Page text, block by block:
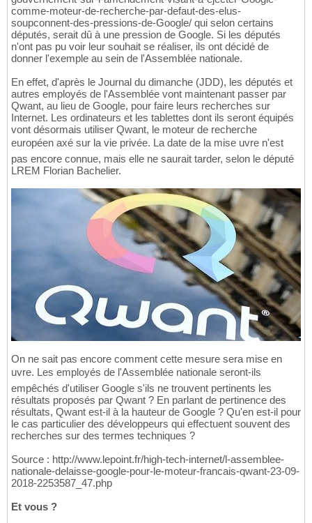
comme-moteur-de-recherche-par-defaut-des-elus-
soupconnent-des-pressions-de-Google/ qui selon certains
députés, serait dû à une pression de Google. Si les députés
n'ont pas pu voir leur souhait se réaliser, ils ont décidé de
donner l'exemple au sein de l'Assemblée nationale.
En effet, d'après le Journal du dimanche (JDD), les députés et
autres employés de l'Assemblée vont maintenant passer par
Qwant, au lieu de Google, pour faire leurs recherches sur
Internet. Les ordinateurs et les tablettes dont ils seront équipés
vont désormais utiliser Qwant, le moteur de recherche
européen axé sur la vie privée. La date de la mise uvre n'est
pas encore connue, mais elle ne saurait tarder, selon le député
LREM Florian Bachelier.
On ne sait pas encore comment cette mesure sera mise en
uvre. Les employés de l'Assemblée nationale seront-ils
empêchés d'utiliser Google s'ils ne trouvent pertinents les
résultats proposés par Qwant ? En parlant de pertinence des
résultats, Qwant est-il à la hauteur de Google ? Qu'en est-il pour
le cas particulier des développeurs qui effectuent souvent des
recherches sur des termes techniques ?
Source : http://www.lepoint.fr/high-tech-internet/l-assemblee-
nationale-delaisse-google-pour-le-moteur-francais-qwant-23-09-
2018-2253587_47.php
Et vous ?